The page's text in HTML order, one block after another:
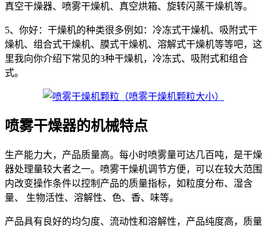
真空干燥器、喷雾干燥机、真空烘箱、旋转闪蒸干燥机等。
5、你好：干燥机的种类很多例如：冷冻式干燥机、吸附式干
燥机、组合式干燥机、膜式干燥机、溶解式干燥机等等吧，这
里我向你介绍下常见的3种干燥机，冷冻式、吸附式和组合
式。
喷雾干燥器的机械特点
生产能力大，产品质量高。每小时喷雾量可达几百吨，是干燥
器处理量较大者之一。喷雾干燥机调节方便，可以在较大范围
内改变操作条件以控制产品的质量指标，如粒度分布、湿含
量、 生物活性、溶解性、色、香、味等。
产品具有良好的均匀度、流动性和溶解性，产品纯度高，质量